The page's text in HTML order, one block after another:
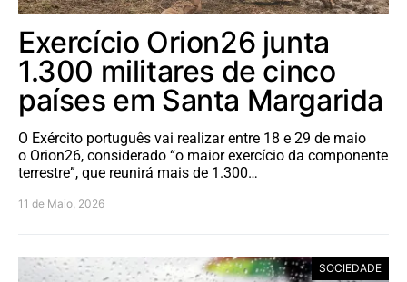
Exercício Orion26 junta
1.300 militares de cinco
países em Santa Margarida
O Exército português vai realizar entre 18 e 29 de maio
o Orion26, considerado “o maior exercício da componente
terrestre”, que reunirá mais de 1.300…
11 de Maio, 2026
SOCIEDADE